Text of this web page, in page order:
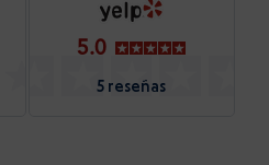
5.0
5 reseñas